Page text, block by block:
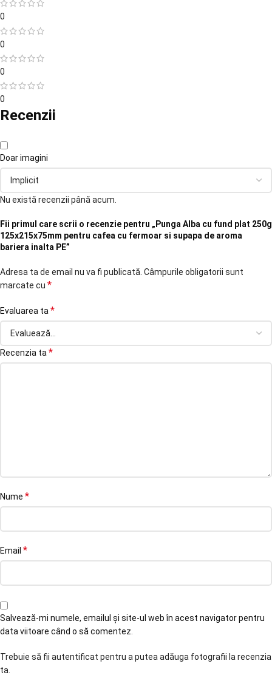
0
0
0
0
Recenzii
Doar imagini
Nu există recenzii până acum.
Fii primul care scrii o recenzie pentru „Punga Alba cu fund plat 250g
125x215x75mm pentru cafea cu fermoar si supapa de aroma
bariera inalta PE”
Adresa ta de email nu va fi publicată. Câmpurile obligatorii sunt
marcate cu *
Evaluarea ta*
Recenzia ta*
Nume *
Email *
Salvează-mi numele, emailul și site-ul web în acest navigator pentru
data viitoare când o să comentez.
Trebuie să fii autentificat pentru a putea adăuga fotografii la recenzia
ta.